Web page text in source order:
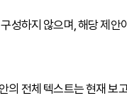
성하지 않으며, 해당 제
전체 텍스트는 현재 보